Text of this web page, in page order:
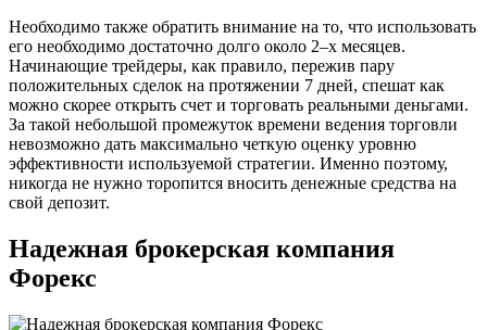
Необходимо также обратить внимание на то, что использовать
его необходимо достаточно долго около 2–х месяцев.
Начинающие трейдеры, как правило, пережив пару
положительных сделок на протяжении 7 дней, спешат как
можно скорее открыть счет и торговать реальными деньгами.
За такой небольшой промежуток времени ведения торговли
невозможно дать максимально четкую оценку уровню
эффективности используемой стратегии. Именно поэтому,
никогда не нужно торопится вносить денежные средства на
свой депозит.
Надежная брокерская компания
Форекс